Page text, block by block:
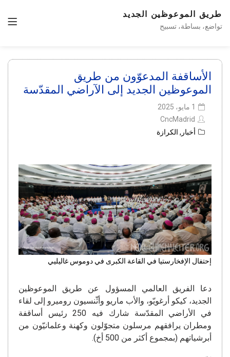
طريق الموعوظين الجديد
تواضع، بساطة، تسبيح
الأساقفة المدعوّون من طريق
الموعوظين الجديد إلى الآراضي المقدّسة
1 مايو، 2025
CncMadrid
أخبار , الكرازة
إحتفال الإفخارستيا في القاعة الكبرى في دوموس غاليليي
دعا الفريق العالمي المسؤول عن طريق الموعوظين
الجديد، كيكو أرغويّو، والأب ماريو وأثّنسيون روميرو إلى لقاء
في الأراضي المقدّسة شارك فيه 250 رئيس أساقفة
ومطران يرافقهم مرسلون متجوّلون وكهنة وعلمانيّون من
أبرشياتهم (بمجموع أكثر من 500 أخ).